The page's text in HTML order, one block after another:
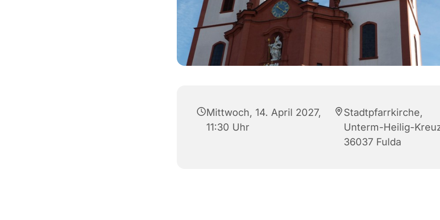
Mittwoch, 14. April 2027,
11:30 Uhr
Stadtpfarrkirche,
Unterm-Heilig-
36037 Fulda